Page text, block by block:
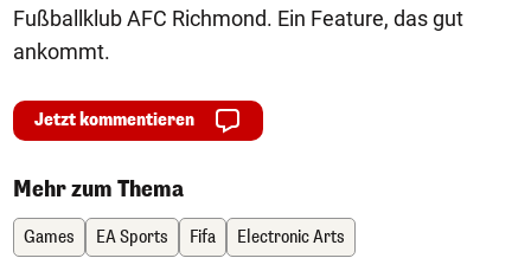
Fußballklub AFC Richmond. Ein Feature, das gut
ankommt.
Jetzt kommentieren
Mehr zum Thema
Games EA Sports Fifa Electronic Arts